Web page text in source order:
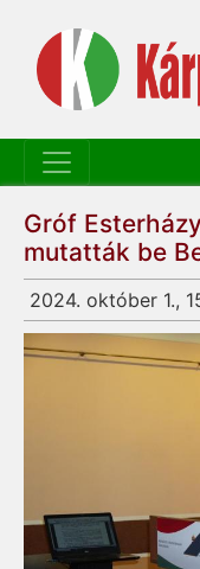
Gróf
mutatták be
2024. október 1.,